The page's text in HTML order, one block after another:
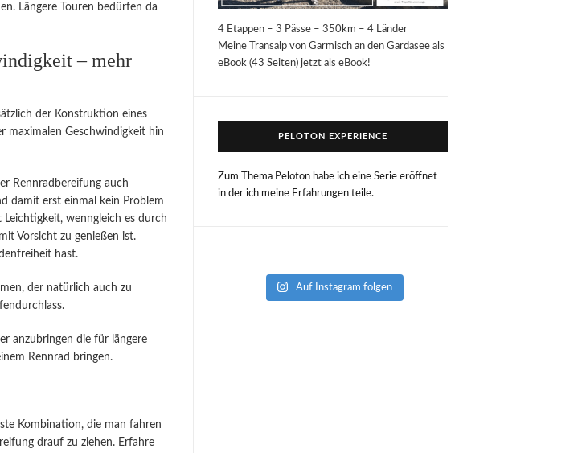
Längere Touren bedürfen da
– mehr
der Konstruktion eines
maximalen Geschwindigkeit hin
Rennradbereifung auch
damit erst einmal kein Problem
wenngleich es durch
Vorsicht zu genießen ist.
hast.
der natürlich auch zu
anzubringen die für längere
Rennrad bringen.
Kombination, die man fahren
drauf zu ziehen. Erfahre
4 Etappen – 3 Pässe – 350km – 4 Länder
Meine Transalp von Garmisch an den Gardasee als
eBook (43 Seiten) jetzt als eBook!
PELOTON EXPERIENCE
Zum Thema Peloton habe ich eine Serie eröffnet
in der ich meine Erfahrungen teile.
Auf Instagram folgen